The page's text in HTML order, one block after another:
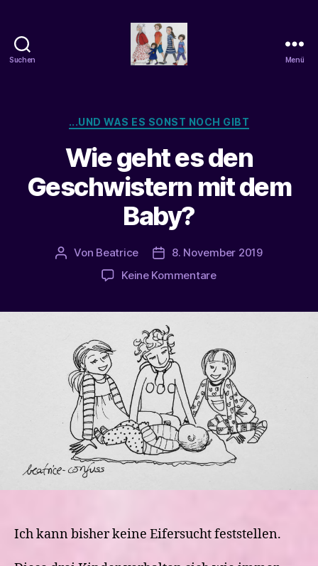
Suchen Menü
Kategorien
...UND WAS ES SONST NOCH GIBT
Wie geht es den
Geschwistern mit dem
Baby?
Beitragsautor
Von Beatrice Veröffentlichungsdatum
8. November 2019
Keine Kommentarezu
Geschwistern
mit
dem
Baby?
Ich kann bisher keine Eifersucht feststellen.